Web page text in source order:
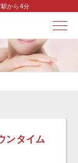
から4分
ンタイム